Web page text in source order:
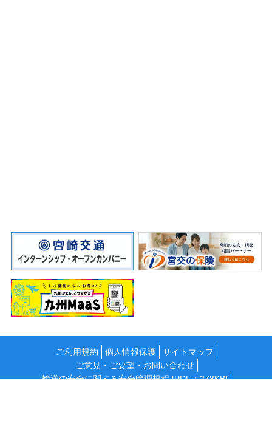
ご利用規約 個人情報保護
サイトマップ
ご意見・ご要望・お問い合わせ
輸送の安全に関する安全管理規程 [PDF：278KB]